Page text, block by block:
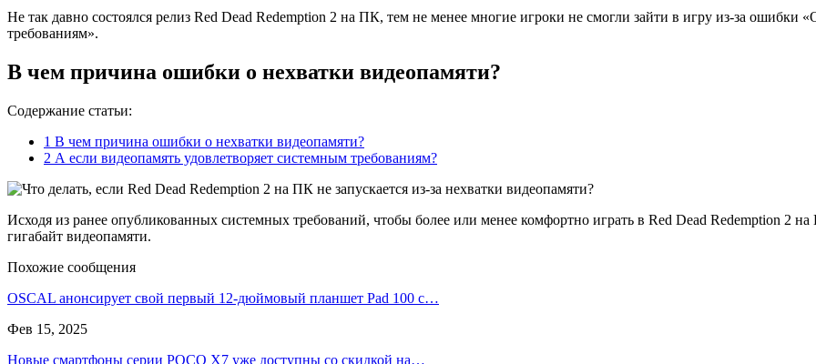
Не так давно состоялся релиз Red Dead Redemption 2 на ПК, тем не менее многие игроки не смогли зайти в игру из-за
требованиям».
В чем причина ошибки о нехватки видеопамяти?
Содержание статьи:
1 В чем причина ошибки о нехватки видеопамяти?
2 А если видеопамять удовлетворяет системным требованиям?
Исходя из ранее опубликованных системных требований, чтобы более или менее комфортно играть в Red Dead Redemption 2
гигабайт видеопамяти.
Похожие сообщения
OSCAL анонсирует свой первый 12-дюймовый планшет Pad 100 с…
Фев 15, 2025
Новые смартфоны серии POCO X7 уже доступны со скидкой на…